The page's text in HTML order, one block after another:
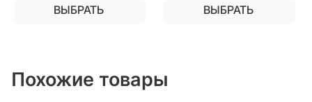
ВЫБРАТЬ ВЫБРАТЬ
Похожие товары